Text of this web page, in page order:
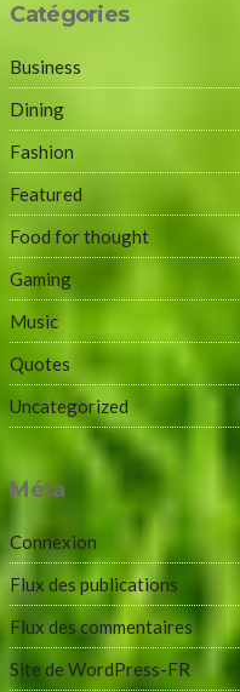
Catégories
Business
Dining
Fashion
Featured
Food for thought
Gaming
Music
Quotes
Uncategorized
Méta
Connexion
Flux des publications
Flux des commentaires
Site de WordPress-FR